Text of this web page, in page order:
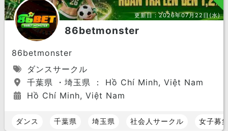
更新日：2026年07月22日(水)
86betmonster
86betmonster
ダンスサークル
千葉県 ・埼玉県 ： Hồ Chí Minh, Việt Nam
Hồ Chí Minh, Việt Nam
ダンス 千葉県 埼玉県 社会人サークル 女子募